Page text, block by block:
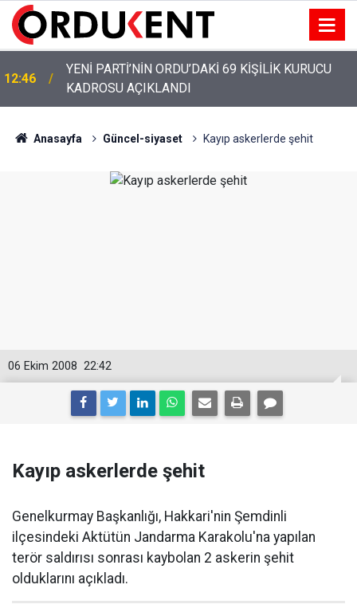
12:46
YENİ PARTİ’NİN ORDU’DAKİ 69 KİŞİLİK KURUCU
KADROSU AÇIKLANDI
Anasayfa Güncel-siyaset Kayıp askerlerde şehit
22:42
06 Ekim 2008
Kayıp askerlerde şehit
Genelkurmay Başkanlığı, Hakkari'nin Şemdinli
ilçesindeki Aktütün Jandarma Karakolu'na yapılan
terör saldırısı sonrası kaybolan 2 askerin şehit
olduklarını açıkladı.